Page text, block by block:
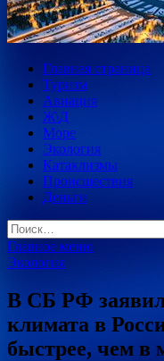
Главная страница
Туризм
Авиация
Ж\Д
Море
Экология
Катаклизмы
Происшествия
Деньги
Найти:
Главное меню
Экология
В СБ РФ
климата в
быстрее, чем в